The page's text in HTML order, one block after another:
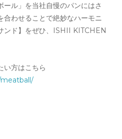
ール」を当社自慢のパンにはさ
わせることで絶妙なハーモニ
ンド】をぜひ、ISHII KITCHEN
い方はこちら